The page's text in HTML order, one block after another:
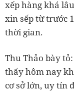
xếp hàng khá
xin sếp từ trước
thời gian.
Thu Thảo bày
thấy hôm nay
cơ sở lớn, uy tín